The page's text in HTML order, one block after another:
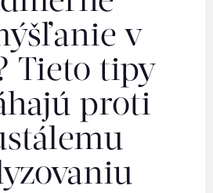
v
Tieto tipy
proti